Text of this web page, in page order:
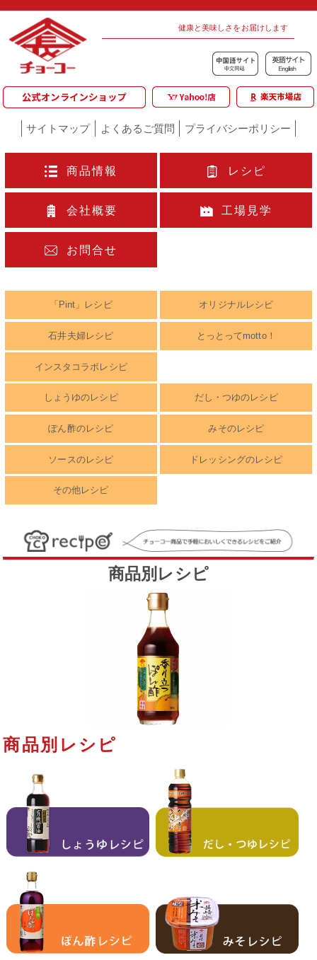
健康と美味しさをお届けします
サイトマップ よくあるご質問 プライバシーポリシー
商品情報 レシピ
会社概要 工場見学
お問合せ
「Pint」レシピ オリジナルレシピ
石井夫婦レシピ とっとってmotto！
インスタコラボレシピ
しょうゆのレシピ だし・つゆのレシピ
ぽん酢のレシピ みそのレシピ
ソースのレシピ ドレッシングのレシピ
その他レシピ
商品別レシピ
商品別レシピ